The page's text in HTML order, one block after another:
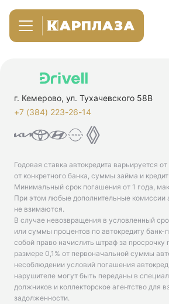
г. Кемерово, ул. Тухачевского 58В
+7 (384) 223-26-14‬
Годовая ставка автокредита варьируется
от конкретного банка, суммы займа и
Минимальный срок погашения от 1 года,
При этом любые дополнительные комиссии
не взимаются.
В случае невозвращения в условленный
или суммы процентов по автокредиту банк-
собой право начислить штраф за просрочку
размере 0,1% от первоначальной суммы
несоблюдении условий погашения
нарушителе могут быть переданы в
должников и коллекторское агентство для
задолженности.